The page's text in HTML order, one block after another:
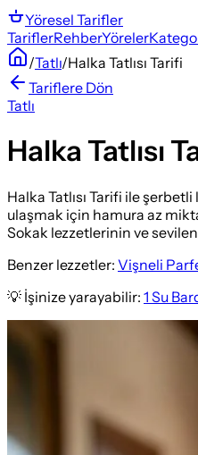
Yöresel Tarifler
TariflerRehberYöreler
/Tatlı/Halka Tatlısı Tarifi
Tariflere Dön
Tatlı
Halka Tatlısı
Halka Tatlısı Tarifi ile
ulaşmak için hamura az
Sokak lezzetlerinin ve
Benzer lezzetler: Vişneli
💡 İşinize yarayabilir: 1 Su